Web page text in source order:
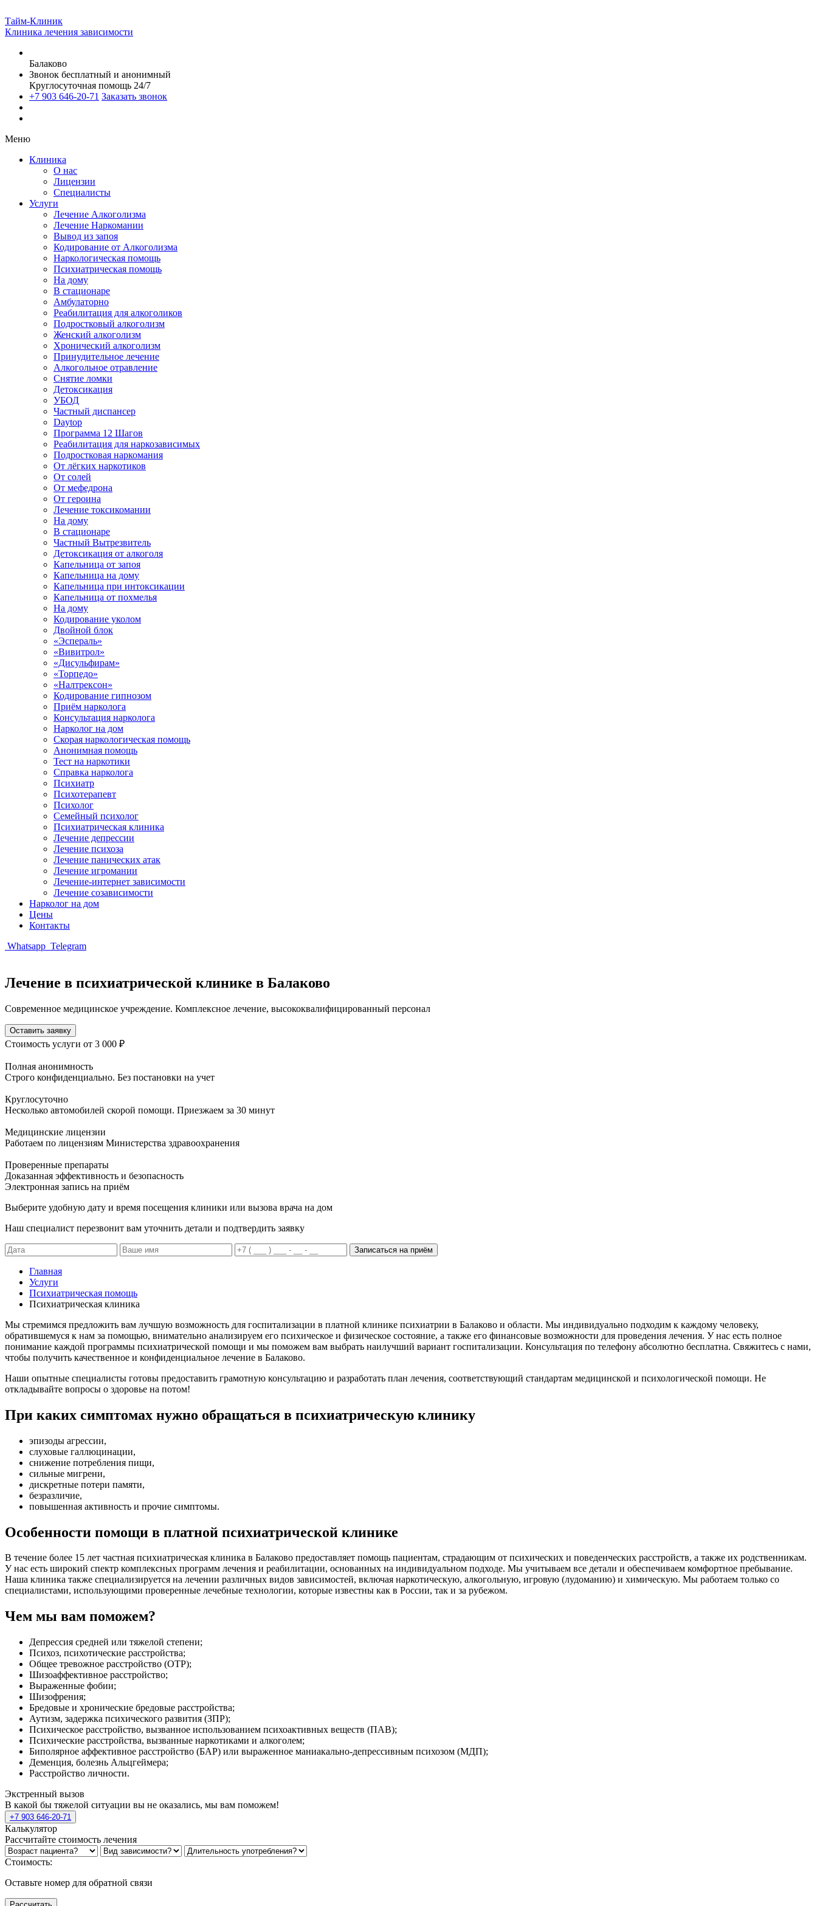
Тайм-Клиник
Клиника лечения зависимости
Балаково
Звонок бесплатный и анонимный
Круглосуточная помощь 24/7
+7 903 646-20-71 Заказать звонок
Меню
Клиника
О нас
Лицензии
Специалисты
Услуги
Лечение Алкоголизма
Лечение Наркомании
Вывод из запоя
Кодирование от Алкоголизма
Наркологическая помощь
Психиатрическая помощь
На дому
В стационаре
Амбулаторно
Реабилитация для алкоголиков
Подростковый алкоголизм
Женский алкоголизм
Хронический алкоголизм
Принудительное лечение
Алкогольное отравление
Снятие ломки
Детоксикация
УБОД
Частный диспансер
Daytop
Программа 12 Шагов
Реабилитация для наркозависимых
Подростковая наркомания
От лёгких наркотиков
От солей
От мефедрона
От героина
Лечение токсикомании
На дому
В стационаре
Частный Вытрезвитель
Детоксикация от алкоголя
Капельница от запоя
Капельница на дому
Капельница при интоксикации
Капельница от похмелья
На дому
Кодирование уколом
Двойной блок
«Эспераль»
«Вивитрол»
«Дисульфирам»
«Торпедо»
«Налтрексон»
Кодирование гипнозом
Приём нарколога
Консультация нарколога
Нарколог на дом
Скорая наркологическая помощь
Анонимная помощь
Тест на наркотики
Справка нарколога
Психиатр
Психотерапевт
Психолог
Семейный психолог
Психиатрическая клиника
Лечение депрессии
Лечение психоза
Лечение панических атак
Лечение игромании
Лечение-интернет зависимости
Лечение созависимости
Нарколог на дом
Цены
Контакты
Whatsapp Telegram
Лечение в психиатрической клинике в Балаково
Современное медицинское учреждение. Комплексное лечение, высококвалифицированный персонал
Оставить заявку
Стоимость услуги от 3 000 ₽
Полная анонимность
Строго конфиденциально. Без постановки на учет
Круглосуточно
Несколько автомобилей скорой помощи. Приезжаем за 30 минут
Медицинские лицензии
Работаем по лицензиям Министерства здравоохранения
Проверенные препараты
Доказанная эффективность и безопасность
Электронная запись на приём
Выберите удобную дату и время посещения клиники или вызова врача на дом
Наш специалист перезвонит вам уточнить детали и подтвердить заявку
Записаться на приём
Главная
Услуги
Психиатрическая помощь
Психиатрическая клиника
Мы стремимся предложить вам лучшую возможность для госпитализации в платной клинике психиатрии в Балаково и области. Мы индивидуально подходим к каждому человеку,
обратившемуся к нам за помощью, внимательно анализируем его психическое и физическое состояние, а также его финансовые возможности для проведения лечения. У нас есть полное
понимание каждой программы психиатрической помощи и мы поможем вам выбрать наилучший вариант госпитализации. Консультация по телефону абсолютно бесплатна. Свяжитесь с нами,
чтобы получить качественное и конфиденциальное лечение в Балаково.
Наши опытные специалисты готовы предоставить грамотную консультацию и разработать план лечения, соответствующий стандартам медицинской и психологической помощи. Не
откладывайте вопросы о здоровье на потом!
При каких симптомах нужно обращаться в психиатрическую клинику
эпизоды агрессии,
слуховые галлюцинации,
снижение потребления пищи,
сильные мигрени,
дискретные потери памяти,
безразличие,
повышенная активность и прочие симптомы.
Особенности помощи в платной психиатрической клинике
В течение более 15 лет частная психиатрическая клиника в Балаково предоставляет помощь пациентам, страдающим от психических и поведенческих расстройств, а также их родственникам.
У нас есть широкий спектр комплексных программ лечения и реабилитации, основанных на индивидуальном подходе. Мы учитываем все детали и обеспечиваем комфортное пребывание.
Наша клиника также специализируется на лечении различных видов зависимостей, включая наркотическую, алкогольную, игровую (лудоманию) и химическую. Мы работаем только со
специалистами, использующими проверенные лечебные технологии, которые известны как в России, так и за рубежом.
Чем мы вам поможем?
Депрессия средней или тяжелой степени;
Психоз, психотические расстройства;
Общее тревожное расстройство (ОТР);
Шизоаффективное расстройство;
Выраженные фобии;
Шизофрения;
Бредовые и хронические бредовые расстройства;
Аутизм, задержка психического развития (ЗПР);
Психическое расстройство, вызванное использованием психоактивных веществ (ПАВ);
Психические расстройства, вызванные наркотиками и алкоголем;
Биполярное аффективное расстройство (БАР) или выраженное маниакально-депрессивным психозом (МДП);
Деменция, болезнь Альцгеймера;
Расстройство личности.
Экстренный вызов
В какой бы тяжелой ситуации вы не оказались, мы вам поможем!
+7 903 646-20-71
Калькулятор
Рассчитайте стоимость лечения
Стоимость:
Оставьте номер для обратной связи